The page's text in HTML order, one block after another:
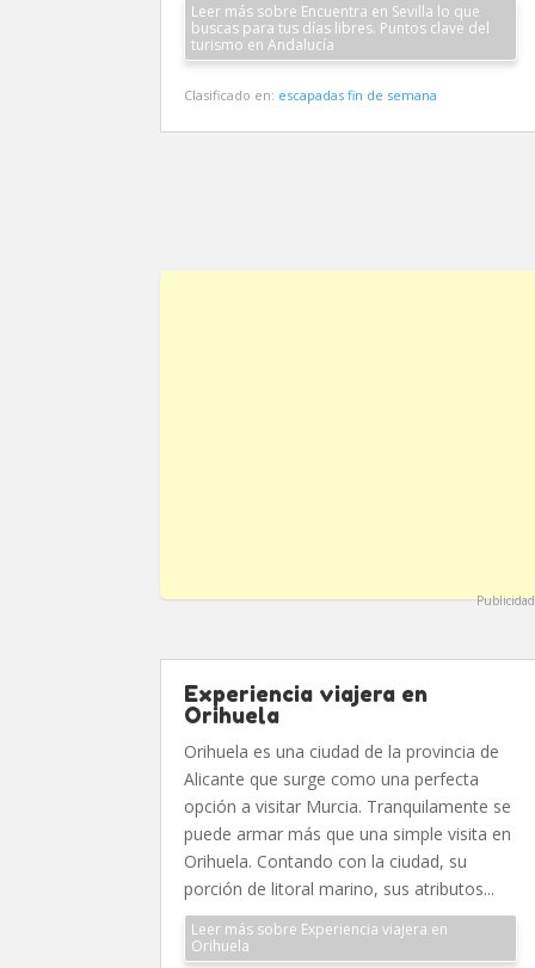
Leer más sobre Encuentra en Sevilla lo que
buscas para tus días libres. Puntos clave del
turismo en Andalucía
Clasificado en: escapadas fin de semana
Publicidad
Experiencia viajera en
Orihuela
Orihuela es una ciudad de la provincia de
Alicante que surge como una perfecta
opción a visitar Murcia. Tranquilamente se
puede armar más que una simple visita en
Orihuela. Contando con la ciudad, su
porción de litoral marino, sus atributos...
Leer más sobre Experiencia viajera en
Orihuela